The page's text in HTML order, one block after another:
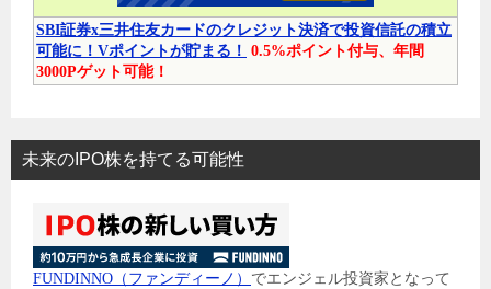
SBI証券x三井住友カードのクレジット決済で投資信託の積立
可能に！Vポイントが貯まる！ 0.5%ポイント付与、年間
3000Pゲット可能！
未来のIPO株を持てる可能性
FUNDINNO（ファンディーノ） でエンジェル投資家となって